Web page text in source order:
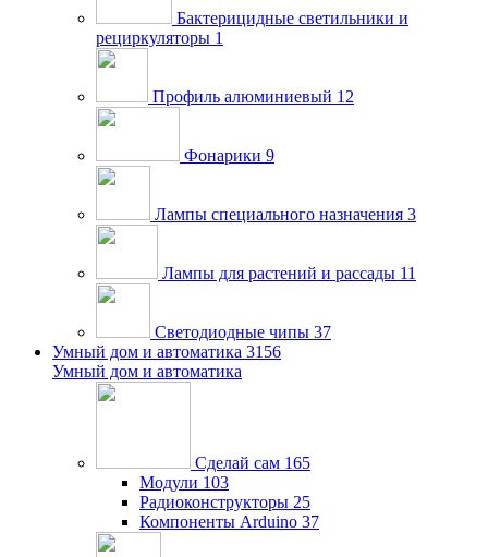
Бактерицидные светильники и
рециркуляторы 1
Профиль алюминиевый 12
Фонарики 9
Лампы специального назначения 3
Лампы для растений и рассады 11
Светодиодные чипы 37
Умный дом и автоматика 3156
Умный дом и автоматика
Сделай сам 165
Модули 103
Радиоконструкторы 25
Компоненты Arduino 37